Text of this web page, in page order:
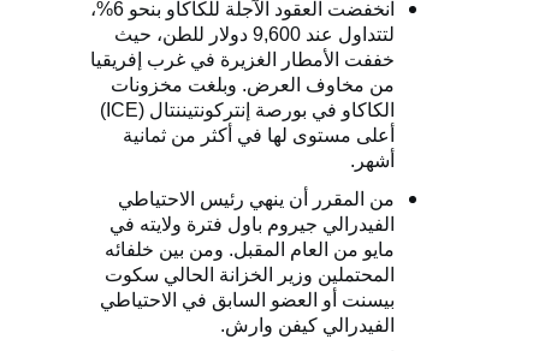
انخفضت العقود الآجلة للكاكاو بنحو 6%،
لتتداول عند 9,600 دولار للطن، حيث
خففت الأمطار الغزيرة في غرب إفريقيا
من مخاوف العرض. وبلغت مخزونات
الكاكاو في بورصة إنتركونتيننتال (ICE
)
أعلى مستوى لها في أكثر من ثمانية
أشهر.
من المقرر أن ينهي رئيس الاحتياطي
الفيدرالي جيروم باول فترة ولايته في
مايو من العام المقبل. ومن بين خلفائه
المحتملين وزير الخزانة الحالي سكوت
بيسنت أو العضو السابق في الاحتياطي
الفيدرالي كيفن وارش.